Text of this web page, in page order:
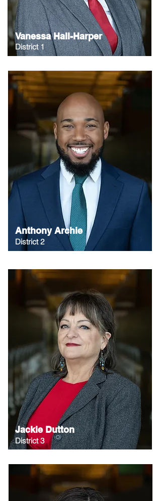
Vanessa Hall-Harper
District 1
Anthony Archie
District 2
Jackie Dutton
District 3